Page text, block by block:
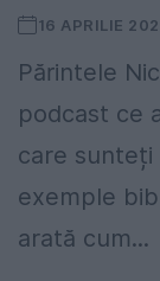
16 APRILIE
Părintele
podcast ce
care
exemple
arată cum...